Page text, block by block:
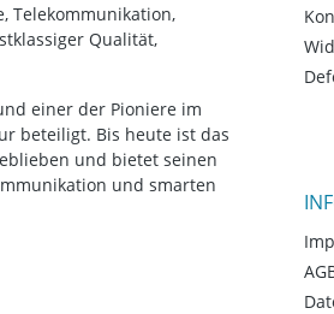
Telekommunikation,
Qualität,
einer der Pioniere im
beteiligt. Bis heute ist das
und bietet seinen
und smarten